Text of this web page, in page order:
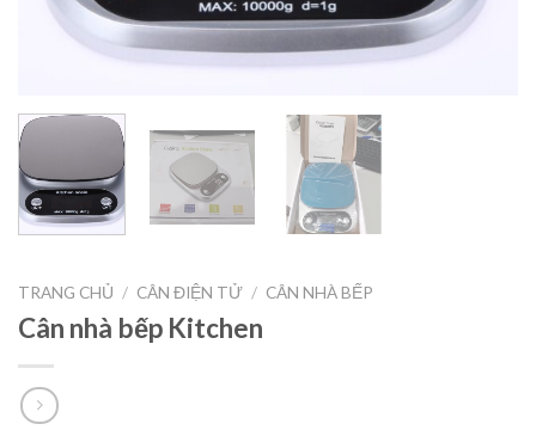
TRANG CHỦ / CÂN ĐIỆN TỬ / CÂN NHÀ BẾP
Cân nhà bếp Kitchen